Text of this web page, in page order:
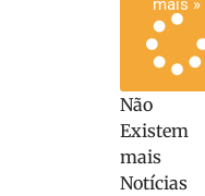
mais »
Não
Existem
mais
Notícias